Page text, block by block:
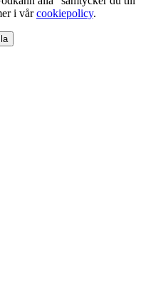
i vårcookiepolicy.